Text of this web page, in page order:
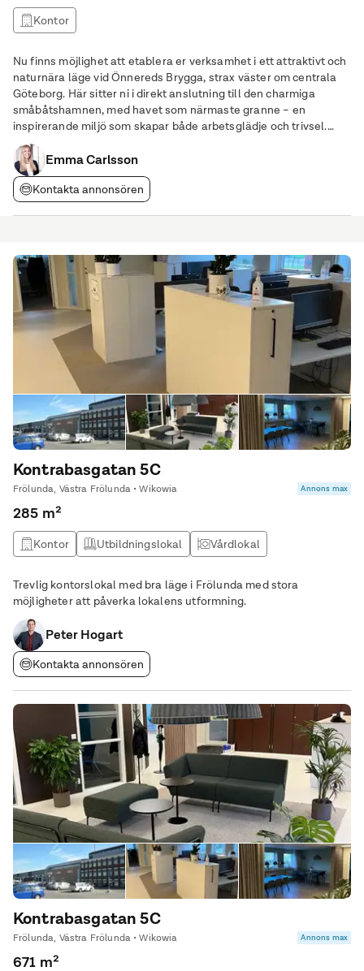
Kontor
Nu finns möjlighet att etablera er verksamhet i ett attraktivt och
naturnära läge vid Önnereds Brygga, strax väster om centrala
Göteborg. Här sitter ni i direkt anslutning till den charmiga
småbåtshamnen, med havet som närmaste granne – en
inspirerande miljö som skapar både arbetsglädje och trivsel.
Lokalen omfattar totalt 635 kvm fördelat på två plan och
erbjuder generösa, flexibla ytor som kan
Emma Carlsson
Kontakta annonsören
Kontrabasgatan 5C
Frölunda, Västra Frölunda • Wikowia Annons max
285 m²
Kontor Utbildningslokal Vårdlokal
Trevlig kontorslokal med bra läge i Frölunda med stora
möjligheter att påverka lokalens utformning.
Peter Hogart
Kontakta annonsören
Kontrabasgatan 5C
Frölunda, Västra Frölunda • Wikowia Annons max
671 m²